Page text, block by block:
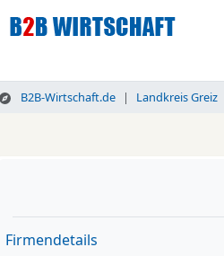
B2B-Wirtschaft.de Landkreis Greiz
Firmendetails